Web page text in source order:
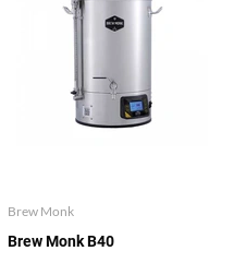
Brew Monk
Brew Monk B40